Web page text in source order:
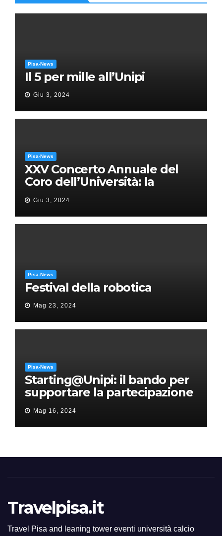
Pisa-News
Il 5 per mille all’Unipi
Giu 3, 2024
Pisa-News
XXV Concerto Annuale del
Coro dell’Università: la
“Messa in gloria” di Giacomo
Puccini
Giu 3, 2024
Pisa-News
Festival della robotica
Mag 23, 2024
Pisa-News
Starting@Unipi: il bando per
supportare la partecipazione
all’ERC Starting Grant
Mag 16, 2024
Travelpisa.it
Travel Pisa and leaning tower eventi università calcio